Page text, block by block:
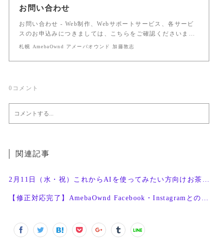
お問い合わせ
お問い合わせ - Web制作、Webサポートサービス、各サービ
スのお申込みにつきましては、こちらをご確認くださいま…
札幌 AmebaOwnd アメーバオウンド 加藤敦志
0 コメント
関連記事